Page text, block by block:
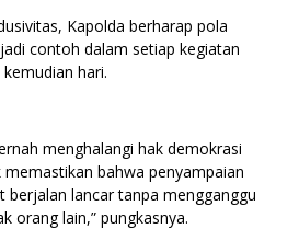
Kapolda berharap pola
contoh dalam setiap kegiatan
hari.
menghalangi hak demokrasi
bahwa penyampaian
berjalan lancar tanpa mengganggu
orang lain,” pungkasnya.